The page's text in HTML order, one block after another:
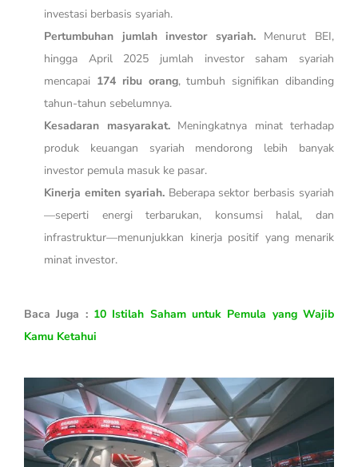
investasi berbasis syariah.
Pertumbuhan jumlah investor syariah.Menurut BEI,
hingga April 2025 jumlah investor saham syariah
mencapai 174 ribu orang, tumbuh signifikan dibanding
tahun-tahun sebelumnya.
Kesadaran masyarakat.Meningkatnya minat terhadap
produk keuangan syariah mendorong lebih banyak
investor pemula masuk ke pasar.
Kinerja emiten syariah.Beberapa sektor berbasis syariah
—seperti energi terbarukan, konsumsi halal, dan
infrastruktur—menunjukkan kinerja positif yang menarik
minat investor.
Baca Juga : 10 Istilah Saham untuk Pemula yang Wajib
Kamu Ketahui